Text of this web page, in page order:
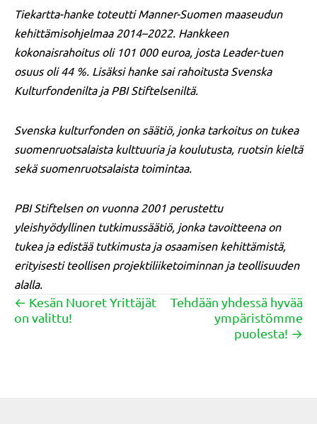
Tiekartta-hanke toteutti Manner-Suomen maaseudun
kehittämisohjelmaa 2014–2022. Hankkeen
kokonaisrahoitus oli 101 000 euroa, josta Leader-tuen
osuus oli 44 %. Lisäksi hanke sai rahoitusta Svenska
Kulturfondenilta ja PBI Stiftelseniltä.
Svenska kulturfonden on säätiö, jonka tarkoitus on tukea
suomenruotsalaista kulttuuria ja koulutusta, ruotsin kieltä
sekä suomenruotsalaista toimintaa.
PBI Stiftelsen on vuonna 2001 perustettu
yleishyödyllinen tutkimussäätiö, jonka tavoitteena on
tukea ja edistää tutkimusta ja osaamisen kehittämistä,
erityisesti teollisen projektiliiketoiminnan ja teollisuuden
alalla.
Posts
navigation
← Kesän Nuoret Yrittäjät
on valittu!
Tehdään yhdessä hyvää
ympäristömme
puolesta! →